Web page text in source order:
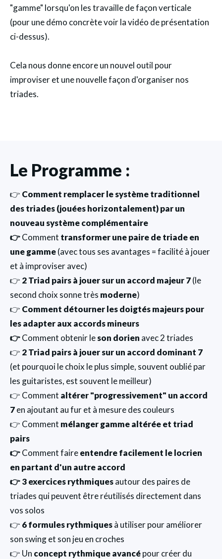
"gamme" lorsqu'on les travaille de façon verticale
(pour une démo concrète voir la vidéo de présentation
ci-dessus).
Cela nous donne encore un nouvel outil pour
improviser et une nouvelle façon d'organiser nos
triades.
Le Programme :
👉 Comment remplacer le système traditionnel
des triades (jouées horizontalement) par un
nouveau système complémentaire
👉Comment transformer une paire de triade en
une gamme(avec tous ses avantages = facilité à jouer
et à improviser avec)
👉 2 Triad pairs à jouer sur un accord majeur 7(le
second choix sonne très moderne)
👉 Comment détourner les doigtés majeurs pour
les adapter aux accords mineurs
👉Comment obtenir leson dorien avec 2 triades
👉 2 Triad pairs à jouer sur un accord dominant 7
(et pourquoi le choix le plus simple, souvent oublié par
les guitaristes, est souvent le meilleur)
👉 Comment altérer "progressivement" un accord
7en ajoutant au fur et à mesure des couleurs
👉 Comment mélanger gamme altérée et triad
pairs
👉Comment faireentendre facilement le locrien
en partant d'un autre accord
👉 3 exercices rythmiquesautour des paires de
triades qui peuvent être réutilisés directement dans
vos solos
👉 6 formules rythmiquesà utiliser pour améliorer
son swing et son jeu en croches
👉 Un concept rythmique avancépour créer du